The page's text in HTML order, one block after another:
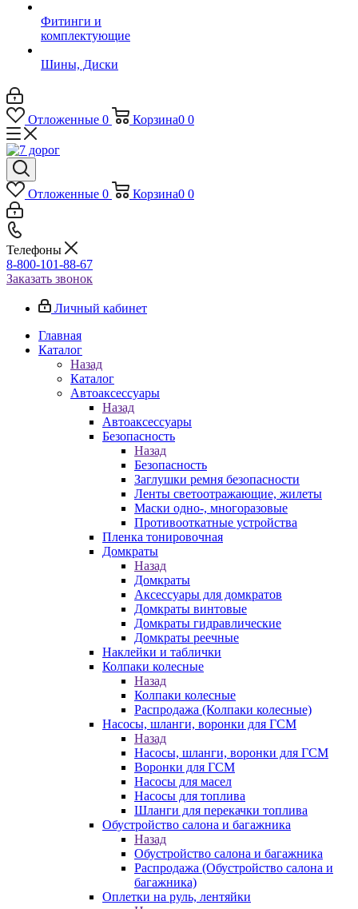
Фитинги и
комплектующие
Шины, Диски
Отложенные 0 Корзина0 0
Отложенные 0 Корзина0 0
Телефоны
8-800-101-88-67
Заказать звонок
Личный кабинет
Главная
Каталог
Назад
Каталог
Автоаксессуары
Назад
Автоаксессуары
Безопасность
Назад
Безопасность
Заглушки ремня безопасности
Ленты светоотражающие, жилеты
Маски одно-, многоразовые
Противооткатные устройства
Пленка тонировочная
Домкраты
Назад
Домкраты
Аксессуары для домкратов
Домкраты винтовые
Домкраты гидравлические
Домкраты реечные
Наклейки и таблички
Колпаки колесные
Назад
Колпаки колесные
Распродажа (Колпаки колесные)
Насосы, шланги, воронки для ГСМ
Назад
Насосы, шланги, воронки для ГСМ
Воронки для ГСМ
Насосы для масел
Насосы для топлива
Шланги для перекачки топлива
Обустройство салона и багажника
Назад
Обустройство салона и багажника
Распродажа (Обустройство салона и
багажника)
Оплетки на руль, лентяйки